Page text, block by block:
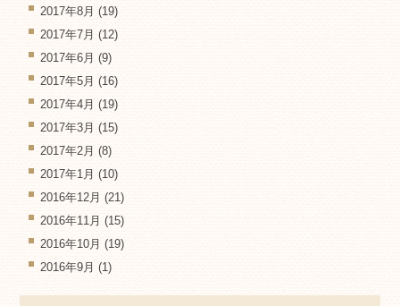
2017年8月 (19)
2017年7月 (12)
2017年6月 (9)
2017年5月 (16)
2017年4月 (19)
2017年3月 (15)
2017年2月 (8)
2017年1月 (10)
2016年12月 (21)
2016年11月 (15)
2016年10月 (19)
2016年9月 (1)